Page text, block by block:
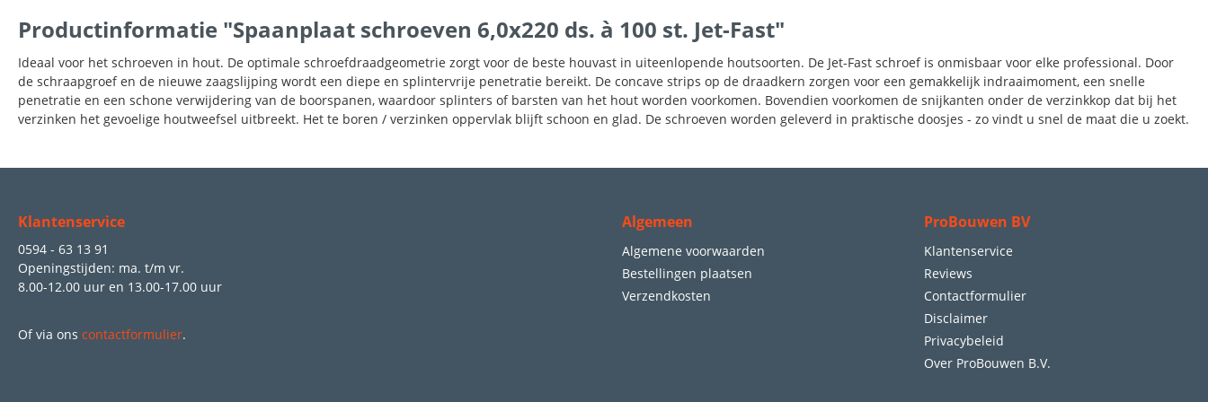
Productinformatie "Spaanplaat schroeven 6,0x220 ds. à 100 st. Jet-Fast"
Ideaal voor het schroeven in hout. De optimale schroefdraadgeometrie zorgt voor de beste houvast in uiteenlopende houtsoorten. De Jet-Fast schroef is onmisbaar voor elke professional. Door
de schraapgroef en de nieuwe zaagslijping wordt een diepe en splintervrije penetratie bereikt. De concave strips op de draadkern zorgen voor een gemakkelijk indraaimoment, een snelle
penetratie en een schone verwijdering van de boorspanen, waardoor splinters of barsten van het hout worden voorkomen. Bovendien voorkomen de snijkanten onder de verzinkkop dat bij het
verzinken het gevoelige houtweefsel uitbreekt. Het te boren / verzinken oppervlak blijft schoon en glad. De schroeven worden geleverd in praktische doosjes - zo vindt u snel de maat die u zoekt.
Klantenservice
0594 - 63 13 91
Openingstijden: ma. t/m vr.
8.00-12.00 uur en 13.00-17.00 uur
Of via ons contactformulier.
Algemeen
Algemene voorwaarden
Bestellingen plaatsen
Verzendkosten
ProBouwen BV
Klantenservice
Reviews
Contactformulier
Disclaimer
Privacybeleid
Over ProBouwen B.V.